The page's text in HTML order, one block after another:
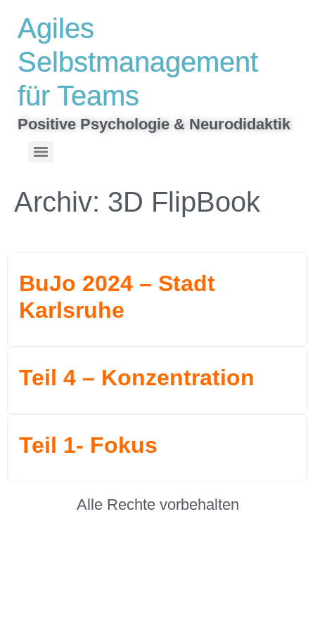
springen
Agiles
Selbstmanagement
für Teams
Positive Psychologie & Neurodidaktik
Archiv: 3D FlipBook
BuJo 2024 – Stadt
Karlsruhe
Teil 4 – Konzentration
Teil 1- Fokus
Alle Rechte vorbehalten